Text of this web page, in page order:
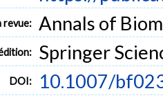
revue: Annals of
Springer
DOI: 10.1007/